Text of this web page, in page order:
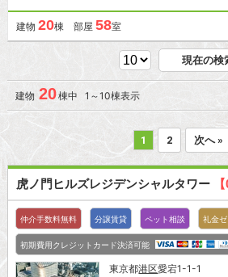
建物 20棟 部屋 58室
現在の検
建物 20棟中 1～10棟表示
1 2 次へ »
虎ノ門ヒルズレジデンシャルタワー
仲介手数料無料 分譲賃貸 ペット相談 礼金ゼ
初期費用クレジットカード決済可能
東京都港区愛宕1-1-1